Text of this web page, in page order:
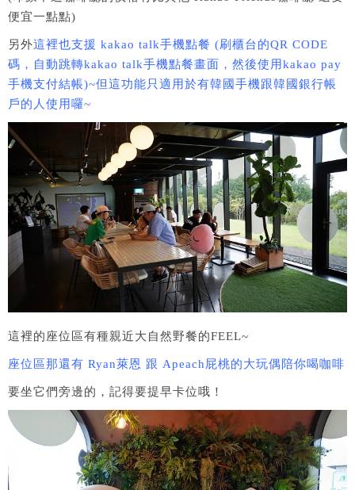
便宜一點點)
另外這裡也支援 kakao talk手機點餐 (刷櫃台的QR CODE
碼，自動跳轉kakao talk手機點餐畫面，然後使用kakao pay
手機支付結帳)~但這功能只適用於有韓國手機跟韓國銀行帳
戶的人使用囉~
這裡的座位區有種親近大自然野餐的FEEL~
座位區那還有 Ryan萊恩 跟 Apeach屁桃的大玩偶陪你喝咖啡
要坐它們旁邊的，記得要提早卡位哦！